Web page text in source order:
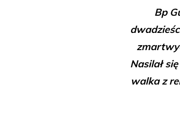
Bp
Nasilał
walka z